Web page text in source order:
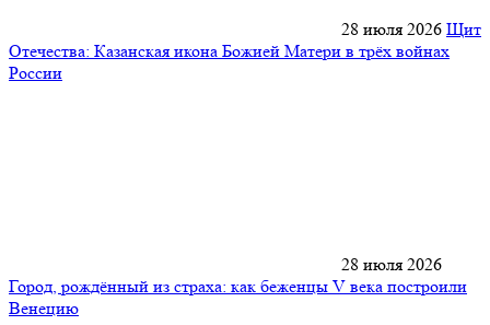
28 июля 2026 Щит
Отечества: Казанская икона Божией Матери в трёх войнах
России
28 июля 2026
Город, рождённый из страха: как беженцы V века построили
Венецию